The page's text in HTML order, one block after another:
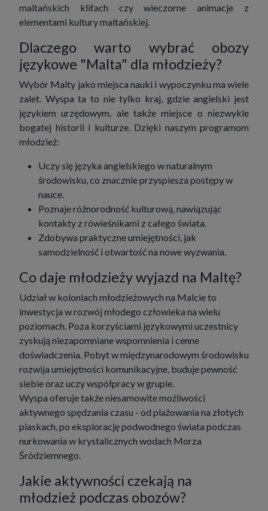
maltańskich klifach czy wieczorne animacje z
elementami kultury maltańskiej.
Dlaczego warto wybrać obozy
językowe "Malta" dla młodzieży?
Wybór Malty jako miejsca nauki i wypoczynku ma wiele
zalet. Wyspa ta to nie tylko kraj, gdzie angielski jest
językiem urzędowym, ale także miejsce o niezwykle
bogatej historii i kulturze. Dzięki naszym programom
młodzież:
Uczy się języka angielskiego w naturalnym
środowisku, co znacznie przyspiesza postępy w
nauce.
Poznaje różnorodność kulturową, nawiązując
kontakty z rówieśnikami z całego świata.
Zdobywa praktyczne umiejętności, jak
samodzielność i otwartość na nowe wyzwania.
Co daje młodzieży wyjazd na Maltę?
Udział w koloniach młodzieżowych na Malcie to
inwestycja w rozwój młodego człowieka na wielu
poziomach. Poza korzyściami językowymi uczestnicy
zyskują niezapomniane wspomnienia i cenne
doświadczenia. Pobyt w międzynarodowym środowisku
rozwija umiejętności komunikacyjne, buduje pewność
siebie oraz uczy współpracy w grupie.
Wyspa oferuje także niesamowite możliwości
aktywnego spędzania czasu - od plażowania na złotych
piaskach, po eksplorację podwodnego świata podczas
nurkowania w krystalicznych wodach Morza
Śródziemnego.
Jakie aktywności czekają na
młodzież podczas obozów?